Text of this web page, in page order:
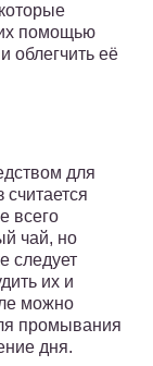
помощью
облегчить её
для
всего
чай, но
следует
их и
можно
промывания
дня.